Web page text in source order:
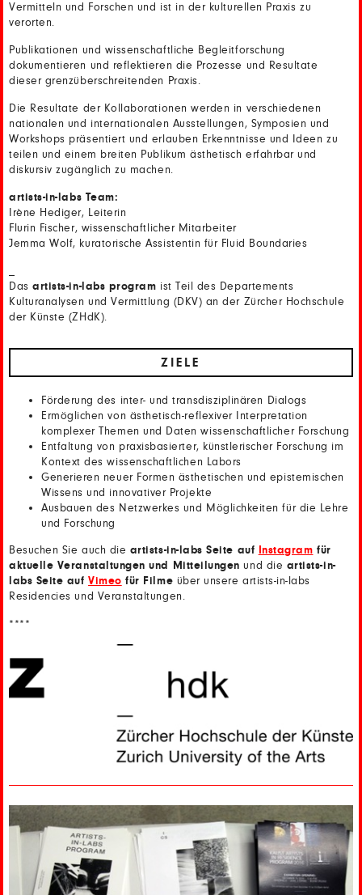
Vermitteln und Forschen und ist in der kulturellen Praxis zu
verorten.
Publikationen und wissenschaftliche Begleitforschung
dokumentieren und reflektieren die Prozesse und Resultate
dieser grenzüberschreitenden Praxis.
Die Resultate der Kollaborationen werden in verschiedenen
nationalen und internationalen Ausstellungen, Symposien und
Workshops präsentiert und erlauben Erkenntnisse und Ideen zu
teilen und einem breiten Publikum ästhetisch erfahrbar und
diskursiv zugänglich zu machen.
artists-in-labs Team:
Irène Hediger, Leiterin
Flurin Fischer, wissenschaftlicher Mitarbeiter
Jemma Wolf, kuratorische Assistentin für Fluid Boundaries
Dasartists-in-labs program ist Teil des Departements
Kulturanalysen und Vermittlung (DKV) an der Zürcher Hochschule
der Künste (ZHdK).
ZIELE
Förderung des inter- und transdisziplinären Dialogs
Ermöglichen von ästhetisch-reflexiver Interpretation
komplexer Themen und Daten wissenschaftlicher Forschung
Entfaltung von praxisbasierter, künstlerischer Forschung im
Kontext des wissenschaftlichen Labors
Generieren neuer Formen ästhetischen und epistemischen
Wissens und innovativer Projekte
Ausbauen des Netzwerkes und Möglichkeiten für die Lehre
und Forschung
Besuchen Sie auch die artists-in-labs Seite auf Instagram für
aktuelle Veranstaltungen und Mitteilungen und die artists-in-
labs Seite aufVimeo für Filme über unsere artists-in-labs
Residencies und Veranstaltungen.
****